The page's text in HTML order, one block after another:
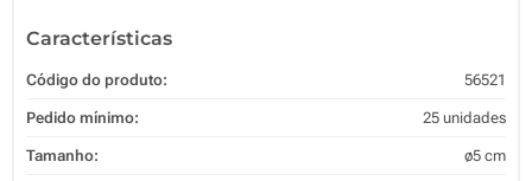
Características
Código do produto: 56521
Pedido mínimo: 25 unidades
Tamanho: ø5 cm